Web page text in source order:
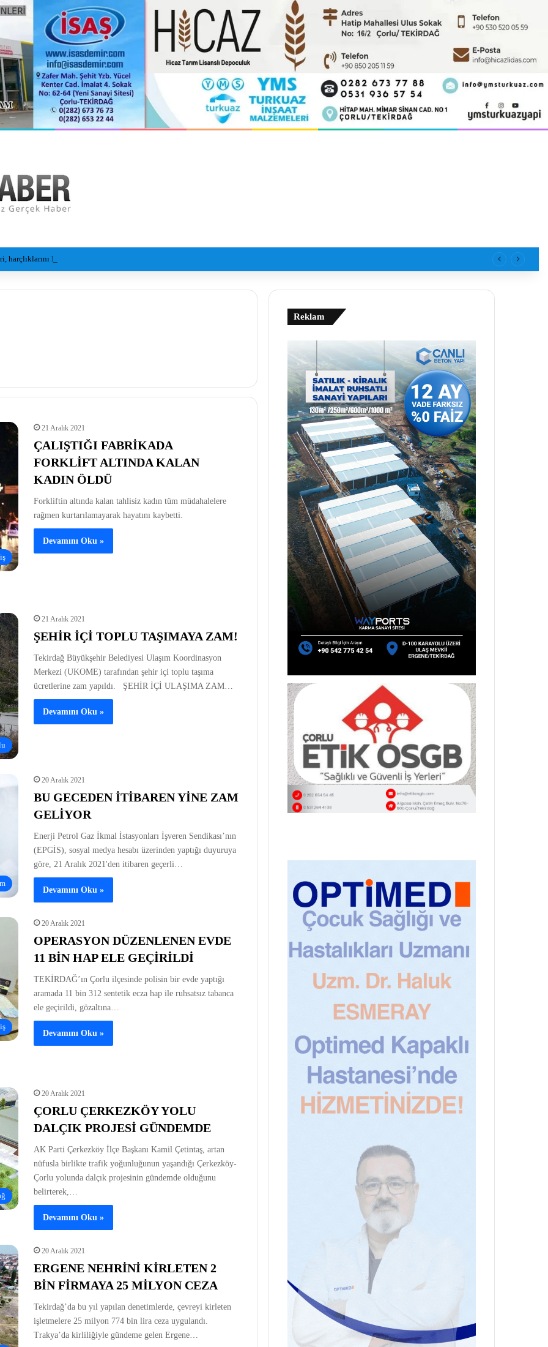
Filistin’e bağışladı
21 Aralık 2021
ÇALIŞTIĞI FABRİKADA
FORKLİFT ALTINDA KALAN
KADIN ÖLDÜ
Forkliftin altında kalan tahlisiz kadın tüm müdahalelere
rağmen kurtarılamayarak hayatını kaybetti.
Devamını Oku »
21 Aralık 2021
ŞEHİR İÇİ TOPLU TAŞIMAYA ZAM!
Tekirdağ Büyükşehir Belediyesi Ulaşım Koordinasyon
Merkezi (UKOME) tarafından şehir içi toplu taşıma
ücretlerine zam yapıldı. ŞEHİR İÇİ ULAŞIMA ZAM…
Devamını Oku »
20 Aralık 2021
BU GECEDEN İTİBAREN YİNE ZAM
GELİYOR
Enerji Petrol Gaz İkmal İstasyonları İşveren Sendikası’nın
(EPGİS), sosyal medya hesabı üzerinden yaptığı duyuruya
göre, 21 Aralık 2021'den itibaren geçerli…
Devamını Oku »
20 Aralık 2021
OPERASYON DÜZENLENEN EVDE
11 BİN HAP ELE GEÇİRİLDİ
TEKİRDAĞ’ın Çorlu ilçesinde polisin bir evde yaptığı
aramada 11 bin 312 sentetik ecza hap ile ruhsatsız tabanca
ele geçirildi, gözaltına…
Devamını Oku »
20 Aralık 2021
ÇORLU ÇERKEZKÖY YOLU
DALÇIK PROJESİ GÜNDEMDE
AK Parti Çerkezköy İlçe Başkanı Kamil Çetintaş, artan
nüfusla birlikte trafik yoğunluğunun yaşandığı Çerkezköy-
Çorlu yolunda dalçık projesinin gündemde olduğunu
belirterek,…
Devamını Oku »
20 Aralık 2021
ERGENE NEHRİNİ KİRLETEN 2
BİN FİRMAYA 25 MİLYON CEZA
Tekirdağ’da bu yıl yapılan denetimlerde, çevreyi kirleten
işletmelere 25 milyon 774 bin lira ceza uygulandı.
Trakya’da kirliliğiyle gündeme gelen Ergene…
Reklam